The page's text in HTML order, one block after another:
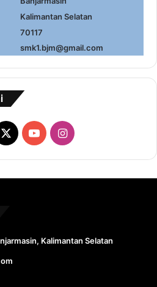
Kalimantan Selatan
70117
smk1.bjm@gmail.com
X YouTubeInstagram
Kalimantan Selatan